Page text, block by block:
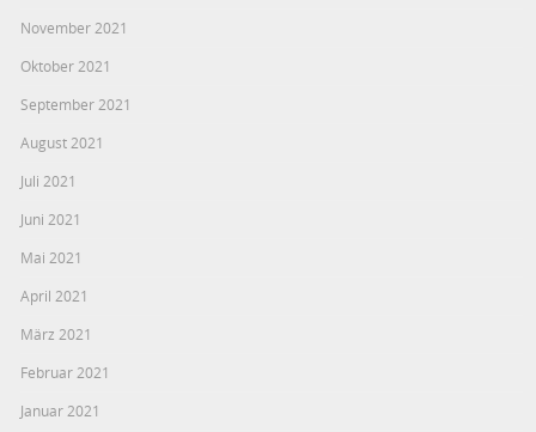
November 2021
Oktober 2021
September 2021
August 2021
Juli 2021
Juni 2021
Mai 2021
April 2021
März 2021
Februar 2021
Januar 2021